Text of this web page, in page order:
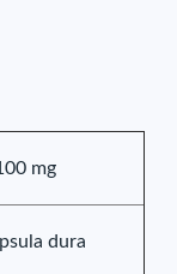
mg
dura